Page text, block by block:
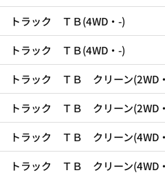
トラック ＴＢ(4WD・-)
トラック ＴＢ(4WD・-)
トラック ＴＢ クリーン(2WD
トラック ＴＢ クリーン(2WD
トラック ＴＢ クリーン(4WD
トラック ＴＢ クリーン(4WD